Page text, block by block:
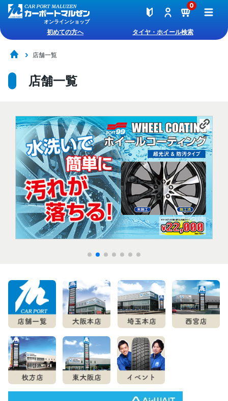
オンラインショップ
0
初めての方へ タイヤ・ホイール検索
店舗一覧
店舗一覧